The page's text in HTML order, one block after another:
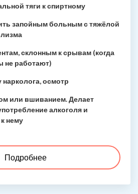
тяги к спиртному
запойным больным с тяжёлой
склонным к срывам (когда
не работают)
нарколога, осмотр
или вшиванием. Делает
алкоголя и
нему
Подробнее